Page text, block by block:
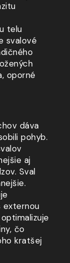
telu
svalové
oporné
dáva
pohyb.
aj
Sval
externou
čo
kratšej